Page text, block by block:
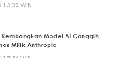
WIB
Kembangkan Model AI Canggih
Milik Anthropic